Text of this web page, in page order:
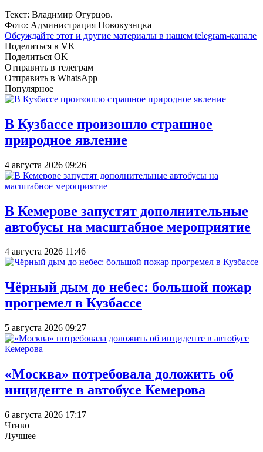
Текст: Владимир Огурцов.
Фото: Администрация Новокузнцка
Обсуждайте этот и другие материалы в нашем telegram-канале
Поделиться в VK
Поделиться OK
Отправить в телеграм
Отправить в WhatsApp
Популярное
В Кузбассе произошло страшное
природное явление
4 августа 2026 09:26
В Кемерове запустят дополнительные
автобусы на масштабное мероприятие
4 августа 2026 11:46
Чёрный дым до небес: большой пожар
прогремел в Кузбассе
5 августа 2026 09:27
«Москва» потребовала доложить об
инциденте в автобусе Кемерова
6 августа 2026 17:17
Чтиво
Лучшее